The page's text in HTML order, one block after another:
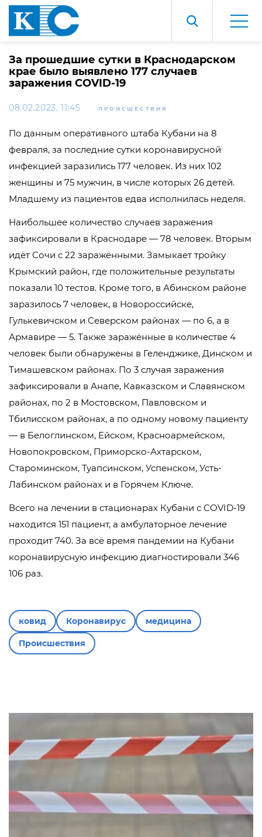
За прошедшие сутки в Краснодарском
крае было выявлено 177 случаев
заражения COVID-19
08.02.2023, 11:45 ПРОИСШЕСТВИЯ
По данным оперативного штаба Кубани на 8
февраля, за последние сутки коронавирусной
инфекцией заразились 177 человек. Из них 102
женщины и 75 мужчин, в числе которых 26 детей.
Младшему из пациентов едва исполнилась неделя.
Наибольшее количество случаев заражения
зафиксировали в Краснодаре — 78 человек. Вторым
идёт Сочи с 22 заражёнными. Замыкает тройку
Крымский район, где положительные результаты
показали 10 тестов. Кроме того, в Абинском районе
заразилось 7 человек, в Новороссийске,
Гулькевичском и Северском районах — по 6, а в
Армавире — 5. Также заражённые в количестве 4
человек были обнаружены в Геленджике, Динском и
Тимашевском районах. По 3 случая заражения
зафиксировали в Анапе, Кавказском и Славянском
районах, по 2 в Мостовском, Павловском и
Тбилисском районах, а по одному новому пациенту
— в Белоглинском, Ейском, Красноармейском,
Новопокровском, Приморско-Ахтарском,
Староминском, Туапсинском, Успенском, Усть-
Лабинском районах и в Горячем Ключе.
Всего на лечении в стационарах Кубани с COVID-19
находится 151 пациент, а амбулаторное лечение
проходит 740. За всё время пандемии на Кубани
коронавирусную инфекцию диагностировали 346
106 раз.
ковид Коронавирус медицина
Происшествия